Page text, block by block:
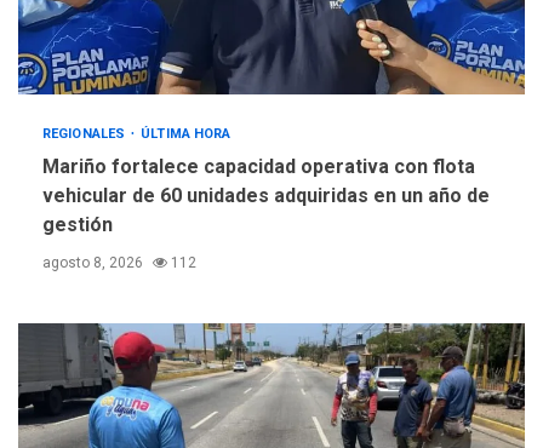
REGIONALES ÚLTIMA HORA
Mariño fortalece capacidad operativa con flota
vehicular de 60 unidades adquiridas en un año de
gestión
agosto 8, 2026 112